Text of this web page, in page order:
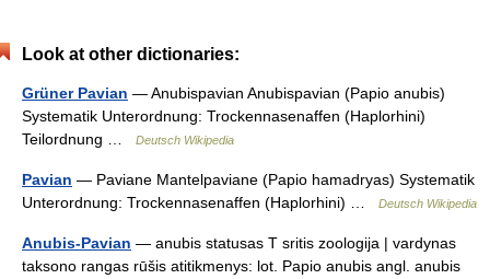
Look at other dictionaries:
Grüner Pavian — Anubispavian Anubispavian (Papio anubis)
Systematik Unterordnung: Trockennasenaffen (Haplorhini)
Teilordnung …
Deutsch Wikipedia
Pavian — Paviane Mantelpaviane (Papio hamadryas) Systematik
Unterordnung: Trockennasenaffen (Haplorhini) …
Deutsch Wikipedia
Anubis-Pavian — anubis statusas T sritis zoologija | vardynas
taksono rangas rūšis atitikmenys: lot. Papio anubis angl. anubis